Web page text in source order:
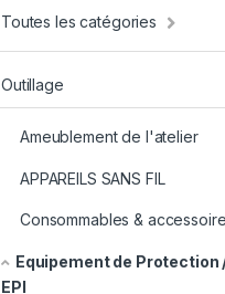
Toutes les catégories
Outillage
Ameublement de l'atelier
APPAREILS SANS FIL
Consommables &
Equipement de Protection
EPI